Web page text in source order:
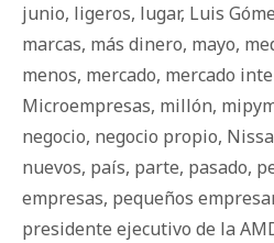
junio, ligeros, lugar, Luis
marcas, más dinero, mayo,
menos, mercado, mercado
Microempresas, millón,
negocio, negocio propio,
nuevos, país, parte, pasado,
empresas, pequeños
presidente ejecutivo de la